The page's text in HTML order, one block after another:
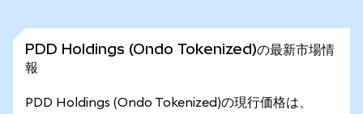
PDD Holdings (Ondo Tokenized)の最新市場情
報
PDD Holdings (Ondo Tokenized)の現行価格は、